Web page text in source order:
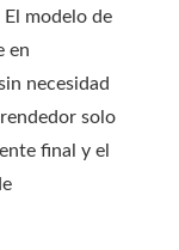
modelo de
en
necesidad
solo
final y el